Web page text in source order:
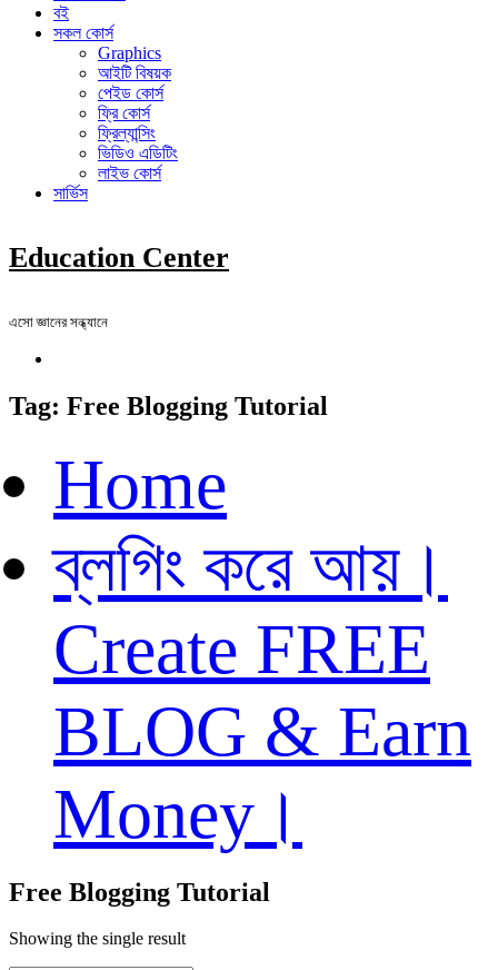
বই
সকল কোর্স
Graphics
আইটি বিষয়ক
পেইড কোর্স
ফ্রি কোর্স
ফ্রিল্যান্সিং
ভিডিও এডিটিং
লাইভ কোর্স
সার্ভিস
Education Center
এসো জ্ঞানের সন্ধ্যানে
Tag: Free Blogging Tutorial
Home
ব্লগিং করে আয়।
Create FREE
BLOG & Earn
Money।
Free Blogging Tutorial
Showing the single result